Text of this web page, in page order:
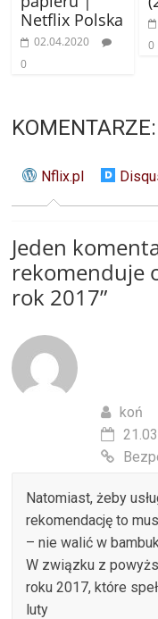
Netflix Polska
02.04.2020
0
0
KOMENTARZE:
Nflix.pl
Jeden
rekomenduje
rok 2017”
koń
Natomiast, żeby
rekomendację to
– nie walić w
W związku z
roku 2017, które
luty